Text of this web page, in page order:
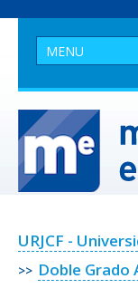
URJCF -
>> Doble Grado